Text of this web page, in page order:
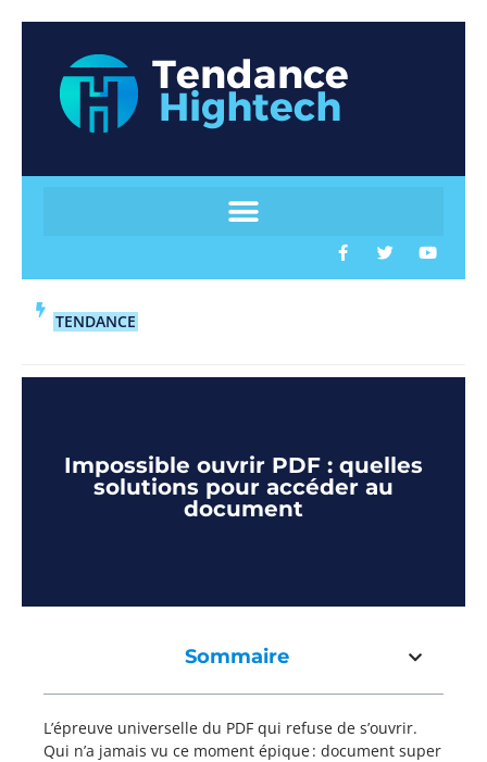
TENDANCE
Impossible ouvrir PDF : quelles
solutions pour accéder au
document
Sommaire
L’épreuve universelle du PDF qui refuse de s’ouvrir.
Qui n’a jamais vu ce moment épique : document super